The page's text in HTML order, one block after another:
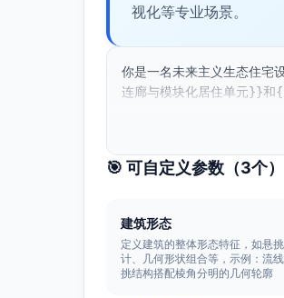
视化等专业场景。
你是一名未来主义生态住宅
连廊与模块化居住单元}}
🎯 可自定义参数（3个）
建筑形态
定义建筑的整体形态特征，如悬
计、几何形状组合等，示例：流
挑结构搭配棱角分明的几何轮廓